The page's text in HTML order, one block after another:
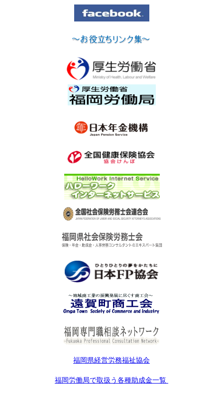
福岡県経営労務福祉協会
福岡労働局で取扱う各種助成金一覧